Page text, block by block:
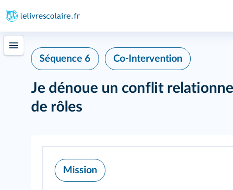
Séquence 6 Co-Intervention
Je dénoue un conflit
de rôles
Mission